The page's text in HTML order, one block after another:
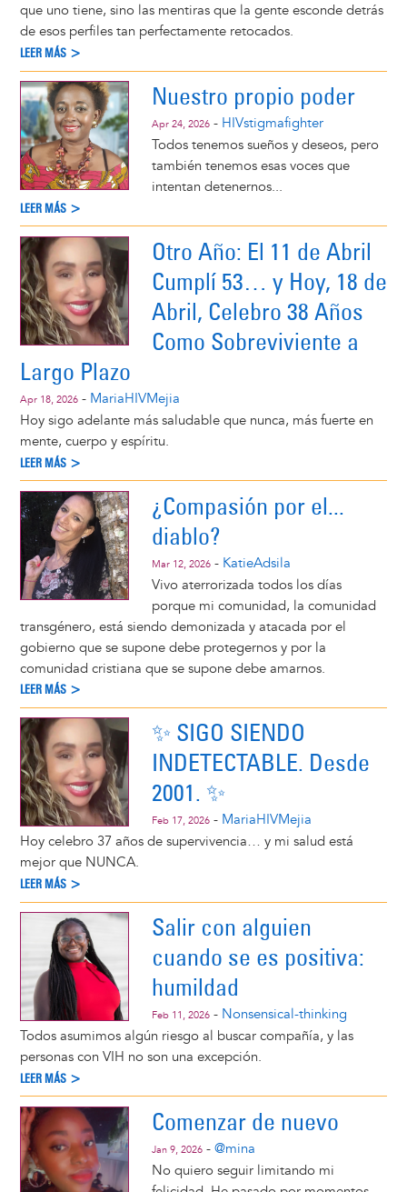
que uno tiene, sino las mentiras que la gente esconde detrás
de esos perfiles tan perfectamente retocados.
LEER MÁS >
Nuestro propio poder
Apr 24, 2026 - HIVstigmafighter
Todos tenemos sueños y deseos, pero
también tenemos esas voces que
intentan detenernos...
LEER MÁS >
Otro Año: El 11 de Abril
Cumplí 53… y Hoy, 18 de
Abril, Celebro 38 Años
Como Sobreviviente a
Largo Plazo
Apr 18, 2026 - MariaHIVMejia
Hoy sigo adelante más saludable que nunca, más fuerte en
mente, cuerpo y espíritu.
LEER MÁS >
¿Compasión por el...
diablo?
Mar 12, 2026 - KatieAdsila
Vivo aterrorizada todos los días
porque mi comunidad, la comunidad
transgénero, está siendo demonizada y atacada por el
gobierno que se supone debe protegernos y por la
comunidad cristiana que se supone debe amarnos.
LEER MÁS >
✨ SIGO SIENDO
INDETECTABLE. Desde
2001. ✨
Feb 17, 2026 - MariaHIVMejia
Hoy celebro 37 años de supervivencia… y mi salud está
mejor que NUNCA.
LEER MÁS >
Salir con alguien
cuando se es positiva:
humildad
Feb 11, 2026 - Nonsensical-thinking
Todos asumimos algún riesgo al buscar compañía, y las
personas con VIH no son una excepción.
LEER MÁS >
Comenzar de nuevo
Jan 9, 2026 - @mina
No quiero seguir limitando mi